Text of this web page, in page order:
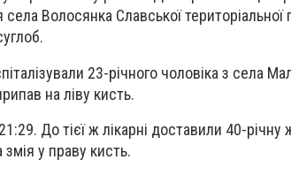
Волосянка Славської територіальної
23-річного чоловіка з села
на ліву кисть.
До тієї ж лікарні доставили 40-річну
змія у праву кисть.